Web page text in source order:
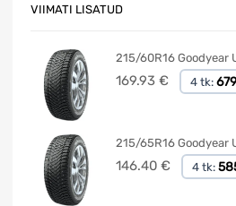
VIIMATI LISATUD
215/60R16 Goodyear
169.93 € 4 tk:
215/65R16 Goodyear
146.40 € 4 tk: